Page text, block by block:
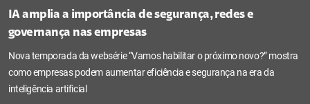
IA amplia a importância de segurança, redes e
governança nas empresas
Nova temporada da websérie “Vamos habilitar o próximo novo?” mostra
como empresas podem aumentar eficiência e segurança na era da
inteligência artificial